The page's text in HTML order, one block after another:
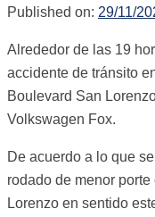
Published on: 29/11/
Alrededor de las 19
accidente de tránsito
Boulevard San
Volkswagen Fox.
De acuerdo a lo que
rodado de menor
Lorenzo en sentido